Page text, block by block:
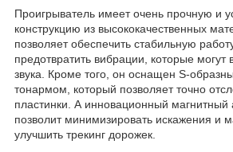
Проигрыватель имеет очень прочную и
конструкцию из высококачественных
позволяет обеспечить стабильную
предотвратить вибрации, которые могут
звука. Кроме того, он оснащен S-
тонармом, который позволяет точно
пластинки. А инновационный магнитный
позволит минимизировать искажения и
улучшить трекинг дорожек.